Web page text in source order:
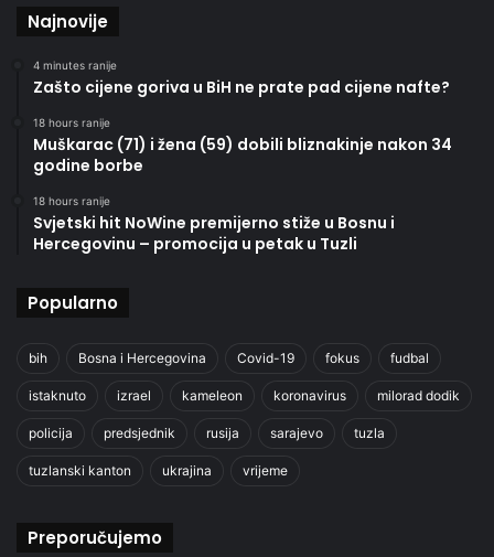
Najnovije
4 minutes ranije
Zašto cijene goriva u BiH ne prate pad cijene nafte?
18 hours ranije
Muškarac (71) i žena (59) dobili bliznakinje nakon 34
godine borbe
18 hours ranije
Svjetski hit NoWine premijerno stiže u Bosnu i
Hercegovinu – promocija u petak u Tuzli
Popularno
bih Bosna i Hercegovina Covid-19 fokus fudbal
istaknuto izrael kameleon koronavirus milorad dodik
policija predsjednik rusija sarajevo tuzla
tuzlanski kanton ukrajina vrijeme
Preporučujemo